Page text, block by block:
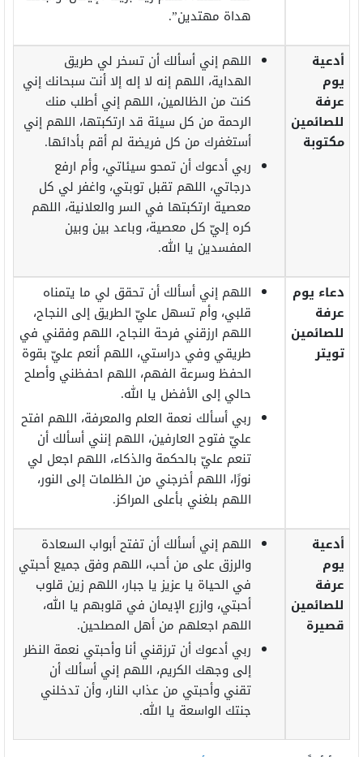
هداة مهتدين”.
أدعية
يوم
عرفة
للصائمين
مكتوبة
اللهم إني أسألك أن تسخر لي طريق
الهداية، اللهم إنه لا إله إلا أنت سبحانك إني
كنت من الظالمين، اللهم إني أطلب منك
الرحمة من كل سيئة قد ارتكبتها، اللهم إني
أستغفرك من كل فريضة لم أقم بأدائها.
ربي أدعوك أن تمحو سيئاتي، وأم ارفع
درجاتي، اللهم تقبل توبتي، واغفر لي كل
معصية ارتكبتها في السر والعلانية، اللهم
كره إليّ كل معصية، وباعد بين وبين
المفسدين يا الله.
دعاء يوم
عرفة
للصائمين
تويتر
اللهم إني أسألك أن تحقق لي ما يتمناه
قلبي، وأم تسهل عليّ الطريق إلى النجاح،
اللهم ارزقني فرحة النجاح، اللهم وفقني في
طريقي وفي دراستي، اللهم أنعم عليّ بقوة
الحفظ وسرعة الفهم، اللهم احفظني وأصلح
حالي إلى الأفضل يا الله.
ربي أسألك نعمة العلم والمعرفة، اللهم افتح
عليّ فتوح العارفين، اللهم إنني أسألك أن
تنعم عليّ بالحكمة والذكاء، اللهم اجعل لي
نورًا، اللهم أخرجني من الظلمات إلى النور،
اللهم بلغني بأعلى المراكز.
أدعية
يوم
عرفة
للصائمين
قصيرة
اللهم إني أسألك أن تفتح أبواب السعادة
والرزق على من أحب، اللهم وفق جميع أحبتي
في الحياة يا عزيز يا جبار، اللهم زين قلوب
أحبتي، وازرع الإيمان في قلوبهم يا الله،
اللهم اجعلهم من أهل المصلحين.
ربي أدعوك أن ترزقني أنا وأحبتي نعمة النظر
إلى وجهك الكريم، اللهم إني أسألك أن
تقني وأحبتي من عذاب النار، وأن تدخلني
جنتك الواسعة يا الله.